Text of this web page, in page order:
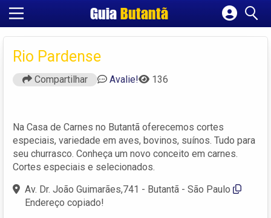
GuiaButantã
Cadastrar empresa
Rio Pardense
Compartilhar Avalie! 136
Na Casa de Carnes no Butantã oferecemos cortes
especiais, variedade em aves, bovinos, suínos. Tudo para
seu churrasco. Conheça um novo conceito em carnes.
Cortes especiais e selecionados.
Av. Dr. João Guimarães,741 - Butantã - São Paulo
Endereço copiado!